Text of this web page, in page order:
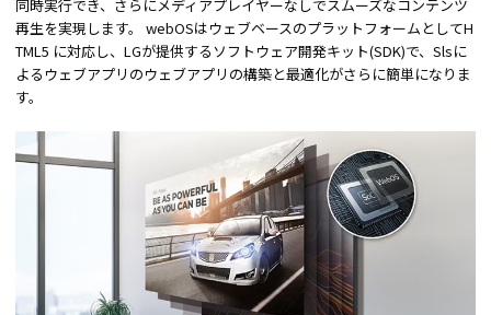
同時実行でき、さらにメディアプレイヤーなしでスムーズなコンテンツ
再生を実現します。 webOSはウェブベースのプラットフォームとしてH
TML5 に対応し、LGが提供するソフトウェア開発キット(SDK)で、Slsに
よるウェブアプリのウェブアプリの構築と最適化がさらに簡単になりま
す。